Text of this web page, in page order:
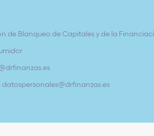
de Blanqueo de Capitales y de la